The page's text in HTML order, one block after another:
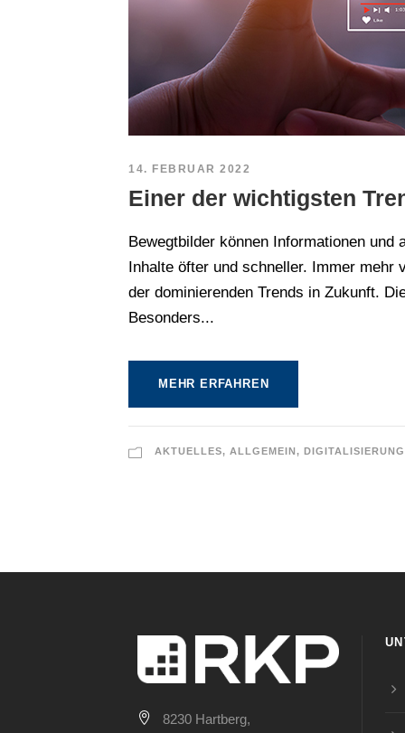
14. FEBRUAR 2022
Einer der wichtigsten
Bewegtbilder können Informationen
Inhalte öfter und schneller. Immer mehr
der dominierenden Trends in Zukunft.
Besonders...
MEHR ERFAHREN
AKTUELLES, ALLGEMEIN, DIGITALISIERUNG
8230 Hartberg,